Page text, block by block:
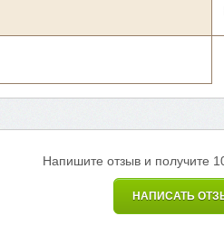
Напишите отзыв и получите
НАПИСАТЬ